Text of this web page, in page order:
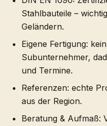
Stahlbauteile –
Geländern.
Eigene Fertigung:
Subunternehmer,
und Termine.
Referenzen: echte
aus der Region.
Beratung & Aufmaß: